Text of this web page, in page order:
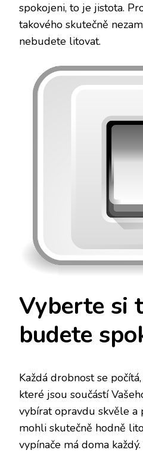
spokojeni, to je jistota.
takového skutečně
nebudete litovat.
Vyberte si
budete
Každá drobnost se
které jsou součástí
vybírat opravdu skvěle a
mohli skutečně hodně
vypínače má doma